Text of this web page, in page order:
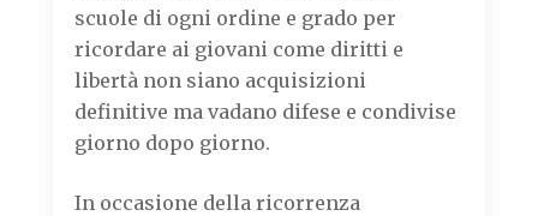
scuole di ogni ordine e grado per
ricordare ai giovani come diritti e
libertà non siano acquisizioni
definitive ma vadano difese e condivise
giorno dopo giorno.
In occasione della ricorrenza